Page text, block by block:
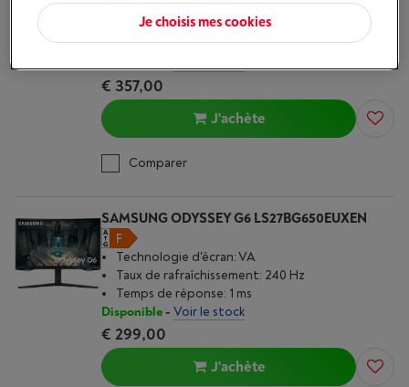
Technologie d'écran: VA
Taux de rafraîchissement: 240 Hz
Temps de réponse: 0.5 ms
€ 357,00
J'achète
Comparer
SAMSUNG ODYSSEY G6 LS27BG650EUXEN
Technologie d'écran: VA
Taux de rafraîchissement: 240 Hz
Temps de réponse: 1 ms
Disponible- Voir le stock
€ 299,00
J'achète
Je choisis mes cookies